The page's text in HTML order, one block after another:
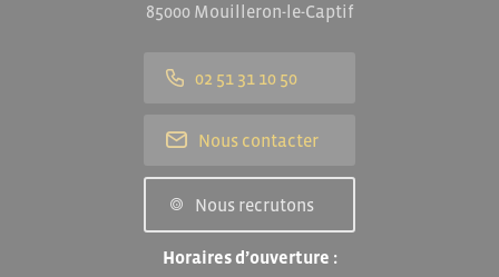
85000 Mouilleron-le-Captif
02 51 31 10 50
Nous contacter
Nous recrutons
Horaires d’ouverture :